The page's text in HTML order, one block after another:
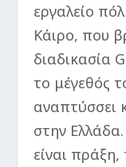
εργαλείο
Κάιρο, που
διαδικασία
το μέγεθός
αναπτύσσει
στην
είναι